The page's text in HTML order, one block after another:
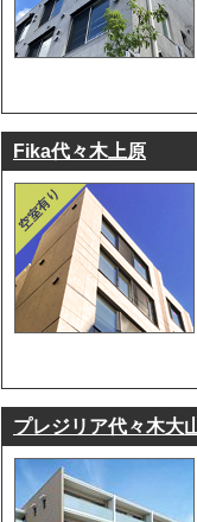
Fika代々木上原
プレジリア代々木大